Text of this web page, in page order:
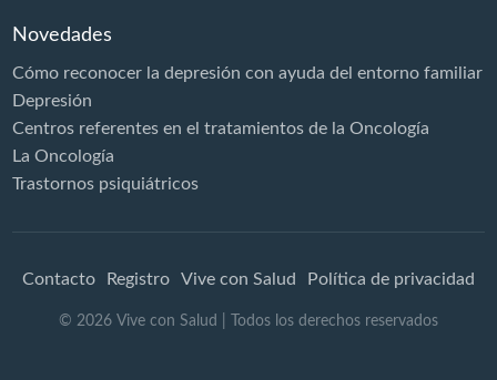
Novedades
Cómo reconocer la depresión con ayuda del entorno familiar
Depresión
Centros referentes en el tratamientos de la Oncología
La Oncología
Trastornos psiquiátricos
Contacto Registro Vive con Salud Política de privacidad
© 2026 Vive con Salud | Todos los derechos reservados